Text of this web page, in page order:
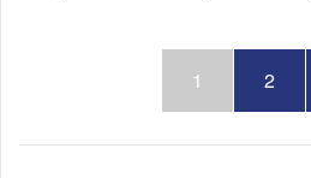
1 2